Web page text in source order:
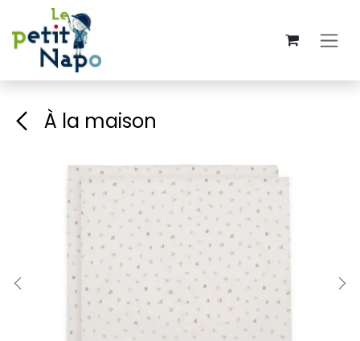
Se rendre au contenu
À la maison